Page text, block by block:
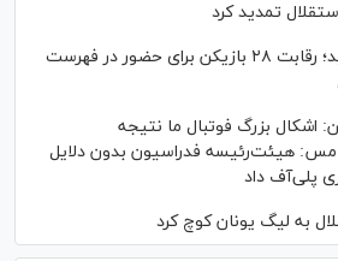
تمدید کرد
پیاتزا به تهران رسید؛ رقابت ۲۸ بازیکن برای حضور در فهرست
اشکال بزرگ فوتبال ما نتیجه
هیئت‌رئیسه فدراسیون بدون دلایل
پلی‌آف داد
به لیگ یونان کوچ کرد